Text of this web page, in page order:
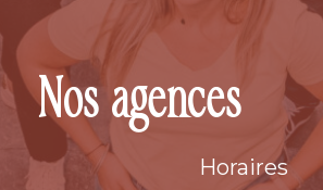
Nos agences
Horaires